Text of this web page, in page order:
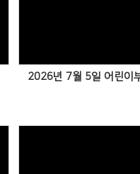
2026년 7월 5일 어린이